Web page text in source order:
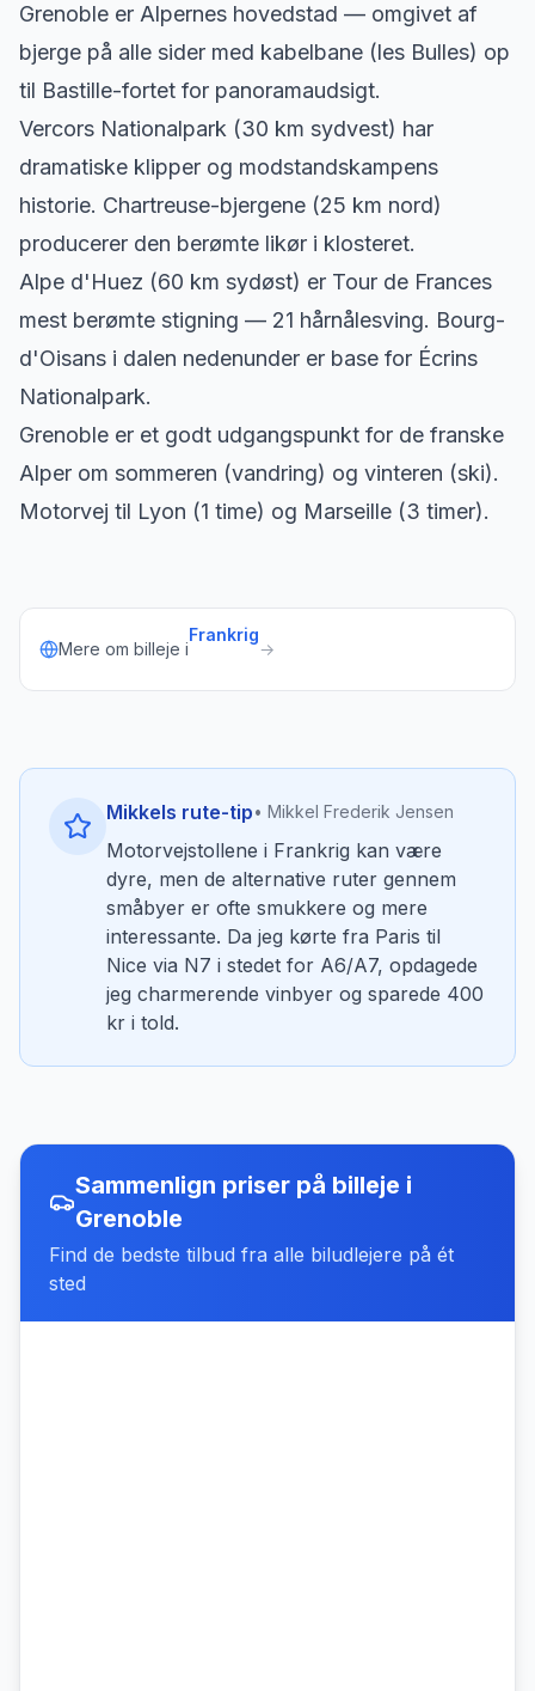
Grenoble er Alpernes hovedstad — omgivet af
bjerge på alle sider med kabelbane (les Bulles) op
til Bastille-fortet for panoramaudsigt.
Vercors Nationalpark (30 km sydvest) har
dramatiske klipper og modstandskampens
historie. Chartreuse-bjergene (25 km nord)
producerer den berømte likør i klosteret.
Alpe d'Huez (60 km sydøst) er Tour de Frances
mest berømte stigning — 21 hårnålesving. Bourg-
d'Oisans i dalen nedenunder er base for Écrins
Nationalpark.
Grenoble er et godt udgangspunkt for de franske
Alper om sommeren (vandring) og vinteren (ski).
Motorvej til Lyon (1 time) og Marseille (3 timer).
Mere om billeje i
Frankrig
→
Mikkels rute-tip• Mikkel Frederik Jensen
Motorvejstollene i Frankrig kan være
dyre, men de alternative ruter gennem
småbyer er ofte smukkere og mere
interessante. Da jeg kørte fra Paris til
Nice via N7 i stedet for A6/A7, opdagede
jeg charmerende vinbyer og sparede 400
kr i told.
Sammenlign priser på billeje i
Grenoble
Find de bedste tilbud fra alle biludlejere på ét
sted